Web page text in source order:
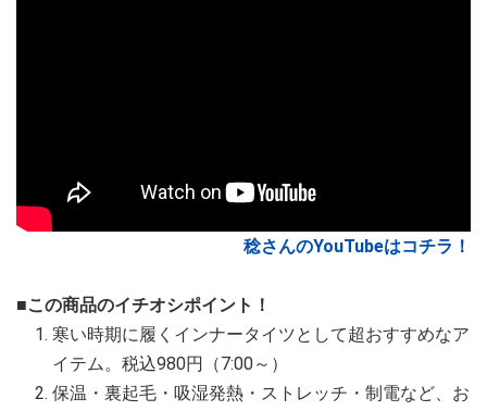
稔さんのYouTubeはコチラ！
■この商品のイチオシポイント！
寒い時期に履くインナータイツとして超おすすめなア
イテム。税込980円（7:00～）
保温・裏起毛・吸湿発熱・ストレッチ・制電など、お